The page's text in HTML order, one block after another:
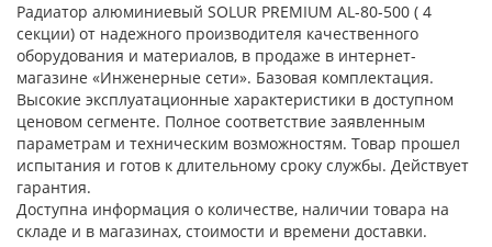
Радиатор алюминиевый SOLUR PREMIUM AL-80-500 ( 4
секции) от надежного производителя качественного
оборудования и материалов, в продаже в интернет-
магазине «Инженерные сети». Базовая комплектация.
Высокие эксплуатационные характеристики в доступном
ценовом сегменте. Полное соответствие заявленным
параметрам и техническим возможностям. Товар прошел
испытания и готов к длительному сроку службы. Действует
гарантия.
Доступна информация о количестве, наличии товара на
складе и в магазинах, стоимости и времени доставки.